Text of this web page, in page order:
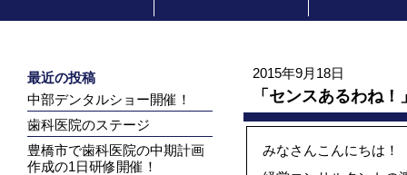
最近の投稿
中部デンタルショー開催！
歯科医院のステージ
豊橋市で歯科医院の中期計画
作成の1日研修開催！
2015年9月18日
「センスあるわね！
みなさんこんにちは！